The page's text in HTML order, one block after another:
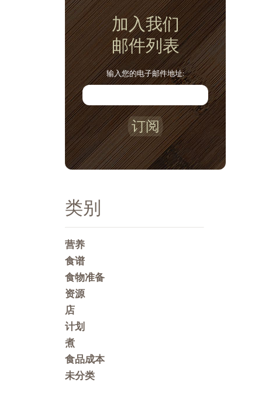
加入我们
邮件列表
输入您的电子邮件地址:
订阅
类别
营养
食谱
食物准备
资源
店
计划
煮
食品成本
未分类